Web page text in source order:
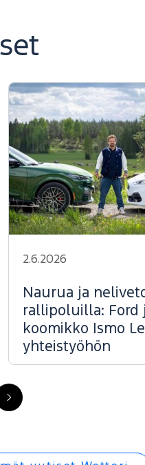
FI
-
2.6.2026
Naurua ja
rallipoluilla: Ford
koomikko Ismo
yhteistyöhön